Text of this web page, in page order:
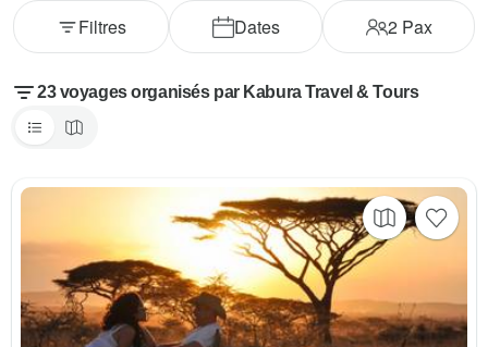
Dates 2Pax
Filtres
23 voyages organisés par Kabura Travel & Tours